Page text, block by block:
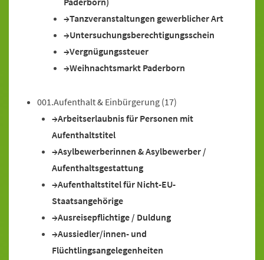
Tanzveranstaltungen gewerblicher Art
Untersuchungsberechtigungsschein
Vergnügungssteuer
Weihnachtsmarkt Paderborn
001.Aufenthalt & Einbürgerung (17)
Arbeitserlaubnis für Personen mit
Aufenthaltstitel
Asylbewerberinnen & Asylbewerber /
Aufenthaltsgestattung
Aufenthaltstitel für Nicht-EU-
Staatsangehörige
Ausreisepflichtige / Duldung
Aussiedler/innen- und
Flüchtlingsangelegenheiten